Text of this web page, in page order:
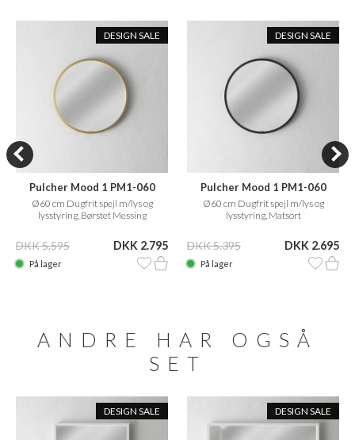
DESIGN SALE
Pulcher Mood 1 PM1-060
Ø60 cm Dugfrit spejl m/lys og
lysstyring, Børstet Messing
DKK 5.595 DKK 2.795
På lager
DESIGN SALE
Pulcher Mood 1 PM1-060
Ø60 cm Dugfrit spejl m/lys og
lysstyring, Matsort
DKK 5.395 DKK 2.695
På lager
ANDRE HAR OGSÅ
SET
DESIGN SALE DESIGN SALE